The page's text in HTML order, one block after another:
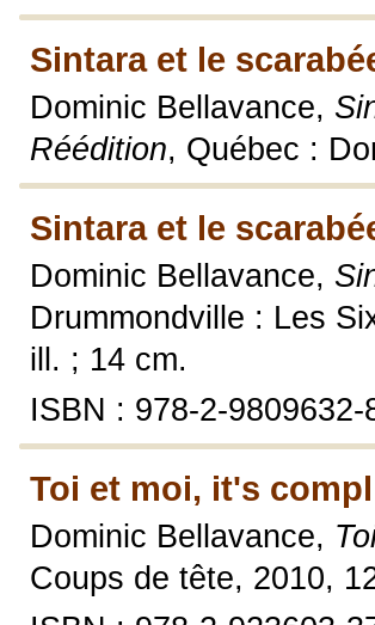
Sintara et le
Dominic Bellavance,
Réédition, Québec :
Sintara et le
Dominic Bellavance,
Drummondville : Les
ill. ; 14 cm.
ISBN : 978-2-9809632-
Toi et moi, it's
Dominic Bellavance,
Coups de tête, 2010,